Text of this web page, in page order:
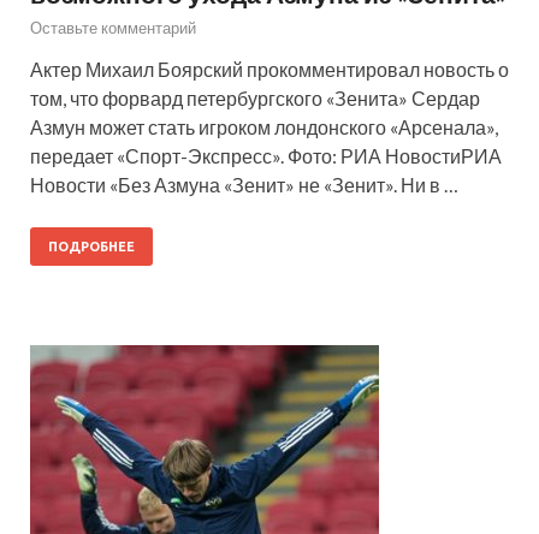
Оставьте комментарий
Актер Михаил Боярский прокомментировал новость о
том, что форвард петербургского «Зенита» Сердар
Азмун может стать игроком лондонского «Арсенала»,
передает «Спорт-Экспресс». Фото: РИА НовостиРИА
Новости «Без Азмуна «Зенит» не «Зенит». Ни в …
ПОДРОБНЕЕ